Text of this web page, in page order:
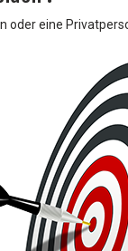
oder eine